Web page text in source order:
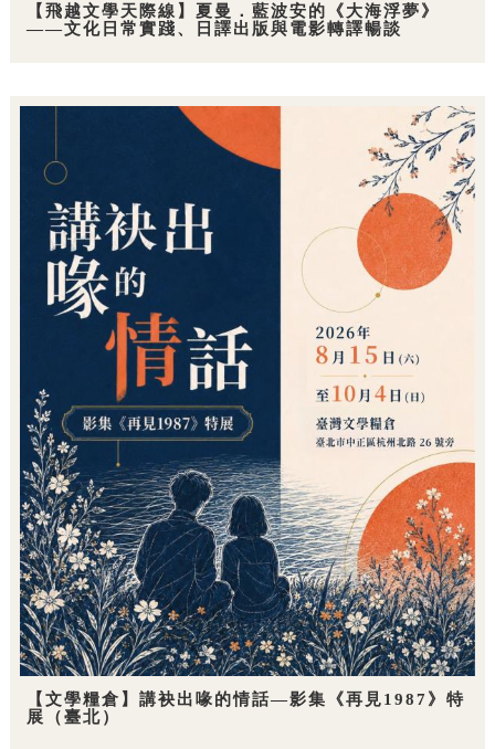
【飛越文學天際線】夏曼．藍波安的《大海浮夢》
——文化日常實踐、日譯出版與電影轉譯暢談
【文學糧倉】講袂出喙的情話—影集《再見1987》特
展（臺北）